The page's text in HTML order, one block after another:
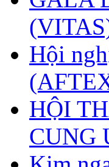
Hội
HỘI
CUNG